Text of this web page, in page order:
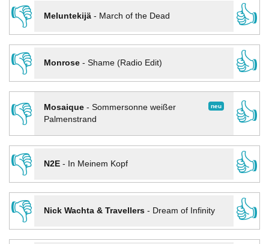
👎
Meluntekijä- March of the Dead
👍
👎
Monrose- Shame (Radio Edit)
👍
👎
neu
Mosaique- Sommersonne weißer
Palmenstrand
👍
👎
N2E- In Meinem Kopf
👍
👎
Nick Wachta & Travellers- Dream of Infinity
👍